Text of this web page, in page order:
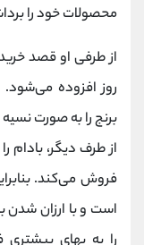
محصولات خود را
از طرفی او قصد خرید
روز افزوده می‌شود.
برنج را به صورت
از طرف دیگر،
فروش می‌کند.
است و با ارزان شدن